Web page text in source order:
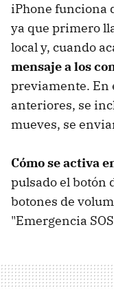
iPhone funciona
ya que primero
local y, cuando
mensaje a los
previamente. En
anteriores, se
mueves, se
Cómo se activa
pulsado el botón
botones de
"Emergencia